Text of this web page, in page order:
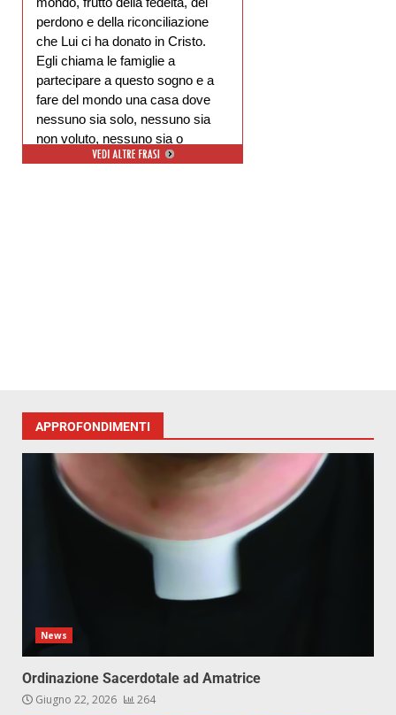
perdono e della riconciliazione
che Lui ci ha donato in Cristo.
Egli chiama le famiglie a
partecipare a questo sogno e a
fare del mondo una casa dove
nessuno sia solo, nessuno sia
non voluto, nessuno sia o
APPROFONDIMENTI
News
Ordinazione Sacerdotale ad Amatrice
Giugno 22, 2026 264